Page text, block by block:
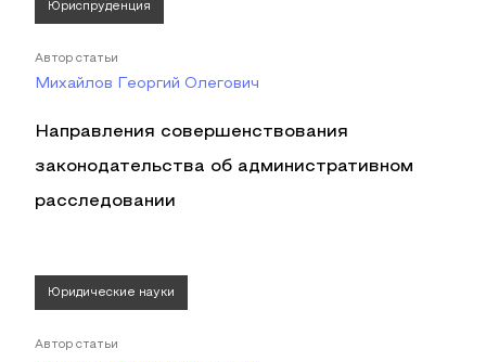
Юриспруденция
Автор статьи
Михайлов Георгий Олегович
Направления совершенствования
законодательства об административном
расследовании
Юридические науки
Автор статьи